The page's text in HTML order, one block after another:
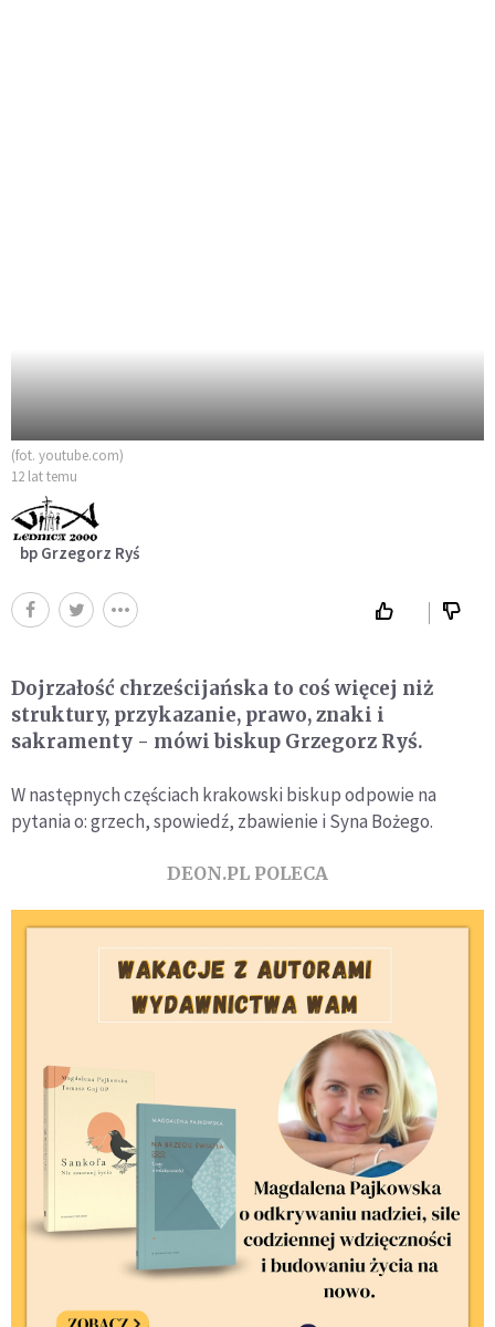
(fot. youtube.com)
12 lat temu
bp Grzegorz Ryś
Dojrzałość chrześcijańska to coś więcej niż
struktury, przykazanie, prawo, znaki i
sakramenty - mówi biskup Grzegorz Ryś.
W następnych częściach krakowski biskup odpowie na
pytania o: grzech, spowiedź, zbawienie i Syna Bożego.
DEON.PL POLECA